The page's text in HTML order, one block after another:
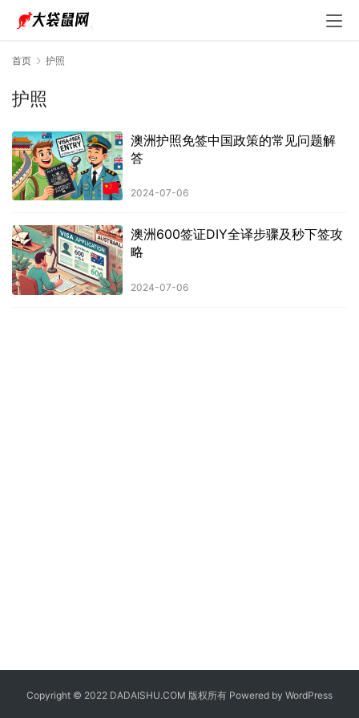
首页 护照
护照
澳洲护照免签中国政策的常见问题解
答
2024-07-06
澳洲600签证DIY全译步骤及秒下签攻
略
2024-07-06
Copyright © 2022 DADAISHU.COM 版权所有 Powered by WordPress